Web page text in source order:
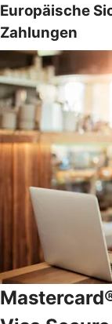
Europäische
Zahlungen